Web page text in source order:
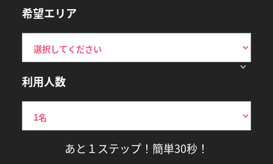
希望エリア
利用人数
あと１ステップ！簡単30秒！